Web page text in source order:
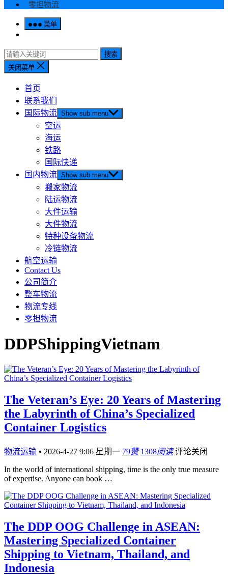
零担物流
菜单
搜索
关闭菜单
首页
联系我们
国际物流 Show sub menu
空运
海运
铁路
国际快递
国内物流 Show sub menu
搬家物流
陆运物流
大件运输
大件物流
特种设备物流
冷链物流
航空运输
Contact Us
公司简介
整车物流
物流专线
零担物流
DDPShippingVietnam
The Veteran’s Eye: 20 Years of Mastering
the Labyrinth of China’s Specialized
Container Logistics
物流运输 • 2026-4-27 9:06 星期一 79赞 1308阅读 评论关闭
In the world of international shipping, time is the only true measure
of expertise. Anyone can book …
The DDP OOG Challenge in ASEAN:
Mastering Specialized Container
Shipping to Vietnam, Thailand, and
Indonesia